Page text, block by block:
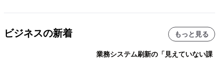
ビジネスの新着 もっと見る
業務システム刷新の「見えていない課